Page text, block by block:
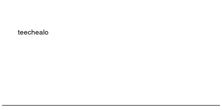
teechealo